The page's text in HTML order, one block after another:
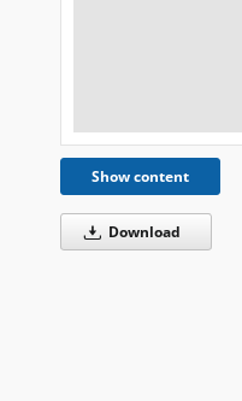
Show content
Download